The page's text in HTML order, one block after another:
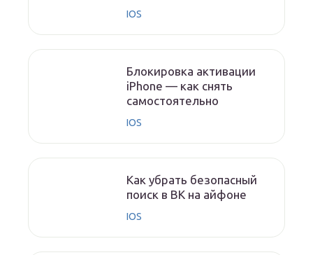
IOS
Блокировка активации
iPhone — как снять
самостоятельно
IOS
Как убрать безопасный
поиск в ВК на айфоне
IOS